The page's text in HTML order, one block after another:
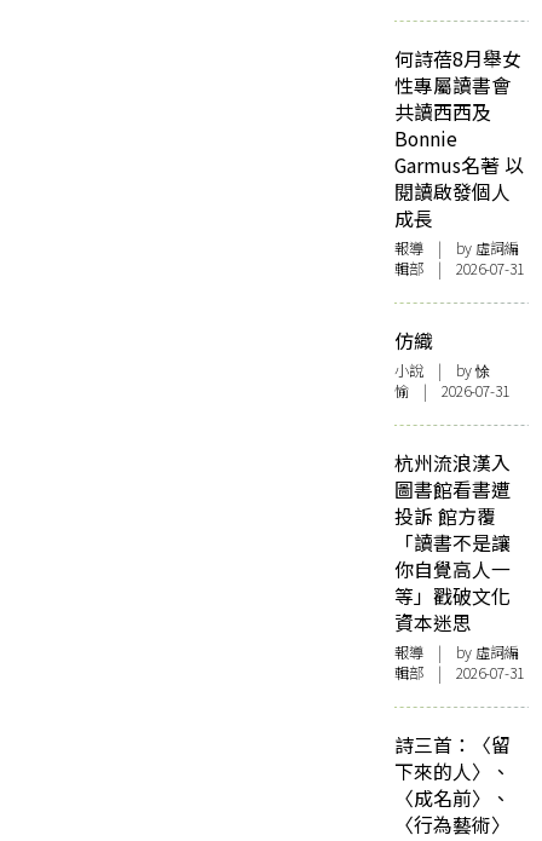
何詩蓓8月舉女
性專屬讀書會
共讀西西及
Bonnie
Garmus名著 以
閱讀啟發個人
成長
報導 | by 虛詞編
輯部 | 2026-07-31
仿織
小說 | by 悇
愉 | 2026-07-31
杭州流浪漢入
圖書館看書遭
投訴 館方覆
「讀書不是讓
你自覺高人一
等」戳破文化
資本迷思
報導 | by 虛詞編
輯部 | 2026-07-31
詩三首：〈留
下來的人〉、
〈成名前〉、
〈行為藝術〉